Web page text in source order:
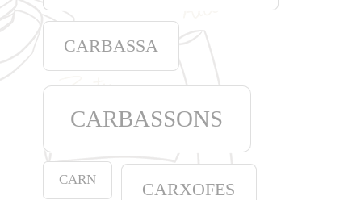
CARBASSA
CARBASSONS
CARN CARXOFES